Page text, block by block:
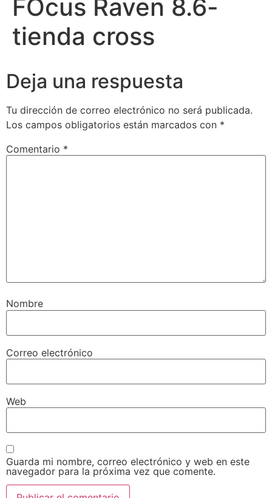
FOcus Raven 8.6-
tienda cross
Deja una respuesta
Tu dirección de correo electrónico no será publicada.
Los campos obligatorios están marcados con *
Comentario *
Nombre
Correo electrónico
Web
Guarda mi nombre, correo electrónico y web en este
navegador para la próxima vez que comente.